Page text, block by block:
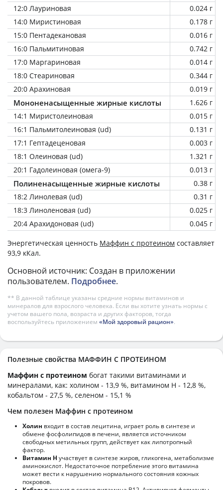
12:0 Лауриновая
0.024 г
14:0 Миристиновая
0.178 г
15:0 Пентадекановая
0.016 г
16:0 Пальмитиновая
0.742 г
17:0 Маргариновая
0.014 г
18:0 Стеариновая
0.344 г
20:0 Арахиновая
0.019 г
Мононенасыщенные жирные кислоты
1.626 г
14:1 Миристолеиновая
0.015 г
16:1 Пальмитолеиновая (ud)
0.131 г
17:1 Гептадеценовая
0.003 г
18:1 Олеиновая (ud)
1.321 г
20:1 Гадолеиновая (омега-9)
0.013 г
Полиненасыщенные жирные кислоты
0.38 г
18:2 Линолевая (ud)
0.31 г
18:3 Линоленовая (ud)
0.025 г
20:4 Арахидоновая (ud)
0.045 г
Энергетическая ценность Маффин с протеином составляет
93,9 кКал.
Основной источник: Создан в приложении
пользователем. Подробнее.
** В данной таблице указаны средние нормы витаминов и
минералов для взрослого человека. Если вы хотите узнать нормы с
учетом вашего пола, возраста и других факторов, тогда
воспользуйтесь приложением «Мой здоровый рацион».
Полезные свойства МАФФИН С ПРОТЕИНОМ
Маффин с протеином богат такими витаминами и
минералами, как: холином - 13,9 %, витамином H - 12,8 %,
кобальтом - 27,5 %, селеном - 15,1 %
Чем полезен Маффин с протеином
Холин входит в состав лецитина, играет роль в синтезе и
обмене фосфолипидов в печени, является источником
свободных метильных групп, действует как липотропный
фактор.
Витамин Н участвует в синтезе жиров, гликогена, метаболизме
аминокислот. Недостаточное потребление этого витамина
может вести к нарушению нормального состояния кожных
покровов.